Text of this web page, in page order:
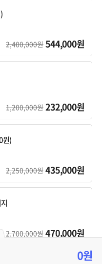
0원
2,400,000원 544,000원
1,200,000원 232,000원
원)
2,250,000원 435,000원
2,700,000원 470,000원